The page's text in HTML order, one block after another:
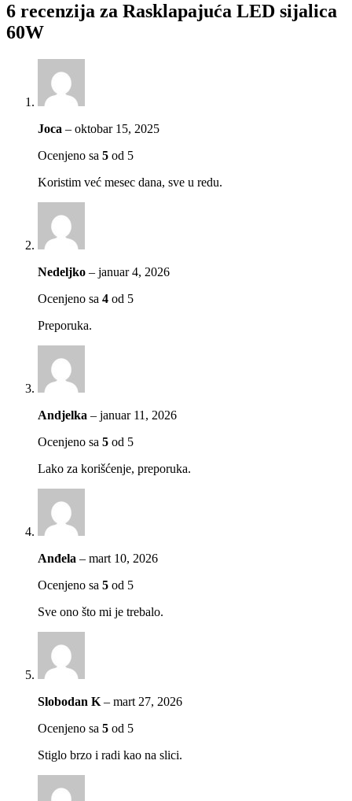
6 recenzija za Rasklapajuća LED sijalica
60W
Joca – oktobar 15, 2025
Ocenjeno sa 5 od 5
Koristim već mesec dana, sve u redu.
Nedeljko – januar 4, 2026
Ocenjeno sa 4 od 5
Preporuka.
Andjelka – januar 11, 2026
Ocenjeno sa 5 od 5
Lako za korišćenje, preporuka.
Anđela – mart 10, 2026
Ocenjeno sa 5 od 5
Sve ono što mi je trebalo.
Slobodan K – mart 27, 2026
Ocenjeno sa 5 od 5
Stiglo brzo i radi kao na slici.